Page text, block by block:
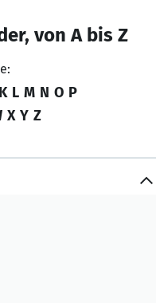
von A bis Z
K L M N O P
X Y Z